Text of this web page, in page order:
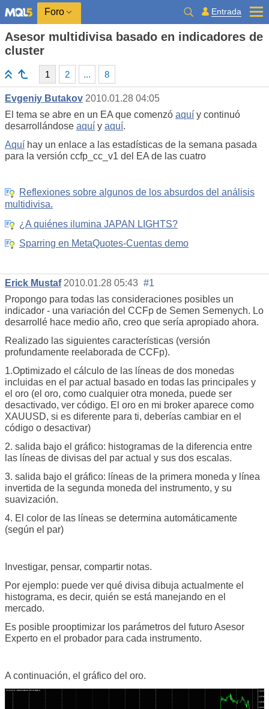
Foro Entrada
Asesor multidivisa basado en indicadores de
cluster
1 2 ... 8
Evgeniy Butakov 2010.01.28 04:05
El tema se abre en un EA que comenzó aquí y continuó
desarrollándose aquí y aquí.
Aquí hay un enlace a las estadísticas de la semana pasada
para la versión ccfp_cc_v1 del EA de las cuatro
Reflexiones sobre algunos de los absurdos del análisis
multidivisa.
¿A quiénes ilumina JAPAN LIGHTS?
Sparring en MetaQuotes-Cuentas demo
Erick Mustaf 2010.01.28 05:43 #1
Propongo para todas las consideraciones posibles un
indicador - una variación del CCFp de Semen Semenych. Lo
desarrollé hace medio año, creo que sería apropiado ahora.
Realizado las siguientes características (versión
profundamente reelaborada de CCFp).
1.Optimizado el cálculo de las líneas de dos monedas
incluidas en el par actual basado en todas las principales y
el oro (el oro, como cualquier otra moneda, puede ser
desactivado, ver código. El oro en mi broker aparece como
XAUUSD, si es diferente para ti, deberías cambiar en el
código o desactivar)
2. salida bajo el gráfico: histogramas de la diferencia entre
las líneas de divisas del par actual y sus dos escalas.
3. salida bajo el gráfico: líneas de la primera moneda y línea
invertida de la segunda moneda del instrumento, y su
suavización.
4. El color de las líneas se determina automáticamente
(según el par)
Investigar, pensar, compartir notas.
Por ejemplo: puede ver qué divisa dibuja actualmente el
histograma, es decir, quién se está manejando en el
mercado.
Es posible prooptimizar los parámetros del futuro Asesor
Experto en el probador para cada instrumento.
A continuación, el gráfico del oro.